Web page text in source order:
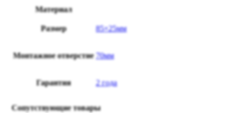
Материал
Размер 85×25мм
Монтажное отверстие 70мм
Гарантия 2 года
Сопутствующие товары